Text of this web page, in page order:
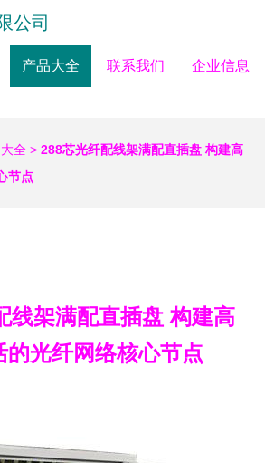
公司
产品大全 联系我们 企业信息
全 > 288芯光纤配线架满配直插盘 构建高
节点
线架满配直插盘 构建高
的光纤网络核心节点